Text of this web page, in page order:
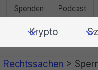
Spenden Podcast
Krypto
Rechtssachen >